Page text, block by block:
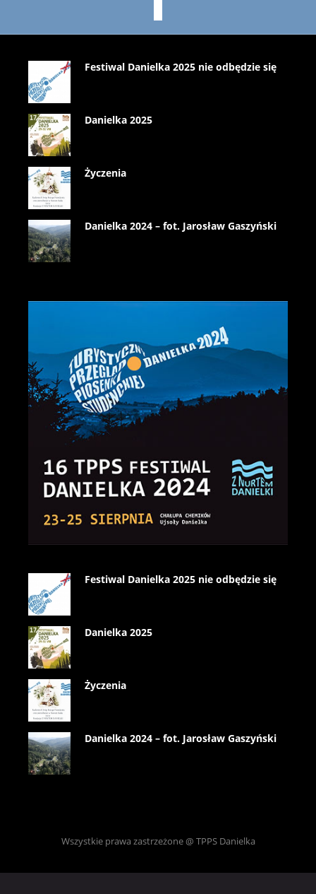
Festiwal Danielka 2025 nie odbędzie się
Danielka 2025
Życzenia
Danielka 2024 – fot. Jarosław Gaszyński
Festiwal Danielka 2025 nie odbędzie się
Danielka 2025
Życzenia
Danielka 2024 – fot. Jarosław Gaszyński
Wszystkie prawa zastrzeżone @ TPPS Danielka